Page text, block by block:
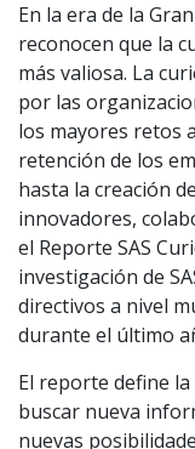
En la era de la
reconocen que la
más valiosa. La
por las
los mayores retos
retención de los
hasta la creación
innovadores,
el Reporte SAS
investigación de
directivos a nivel
durante el último
El reporte define
buscar nueva
nuevas